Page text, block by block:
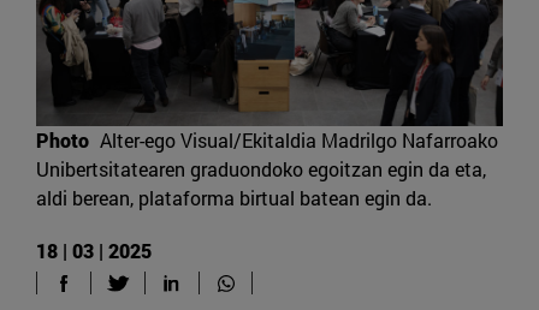
Photo Alter-ego Visual/Ekitaldia Madrilgo Nafarroako
Unibertsitatearen graduondoko egoitzan egin da eta,
aldi berean, plataforma birtual batean egin da.
18 | 03 | 2025